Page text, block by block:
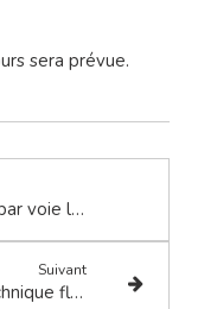
sera prévue.
Comblement de sinus par voie latérale et implantation simultanée
Suivant
Implantologie dentaire : la technique flapless